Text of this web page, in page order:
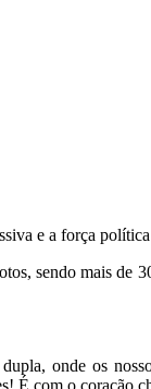
e a força
sendo mais de
onde os
É com o coração